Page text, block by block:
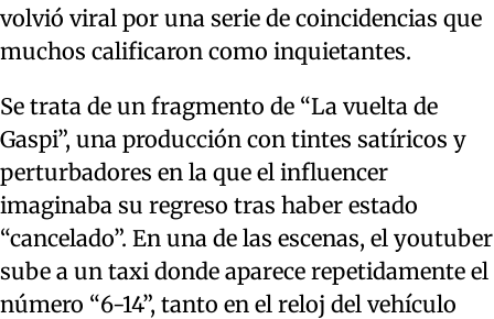
volvió viral por una serie de coincidencias que
muchos calificaron como inquietantes.
Se trata de un fragmento de “La vuelta de
Gaspi”, una producción con tintes satíricos y
perturbadores en la que el influencer
imaginaba su regreso tras haber estado
“cancelado”. En una de las escenas, el youtuber
sube a un taxi donde aparece repetidamente el
número “6-14”, tanto en el reloj del vehículo